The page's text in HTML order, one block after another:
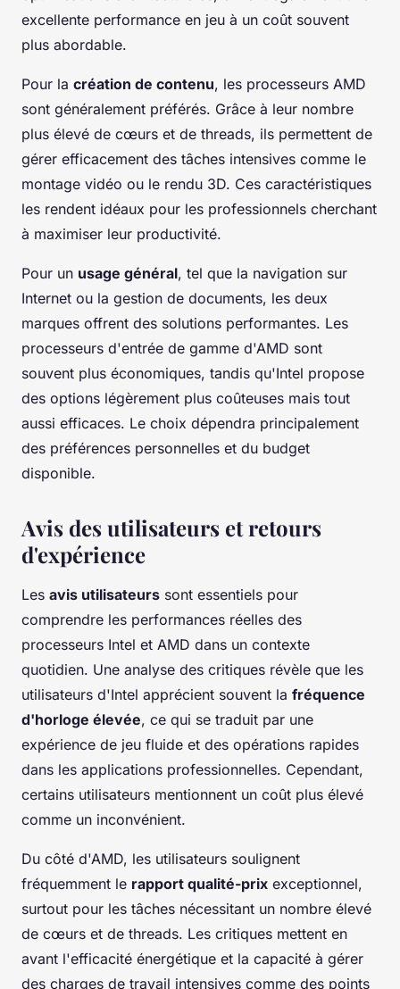
excellente performance en jeu à un coût souvent
plus abordable.
Pour la création de contenu, les processeurs AMD
sont généralement préférés. Grâce à leur nombre
plus élevé de cœurs et de threads, ils permettent de
gérer efficacement des tâches intensives comme le
montage vidéo ou le rendu 3D. Ces caractéristiques
les rendent idéaux pour les professionnels cherchant
à maximiser leur productivité.
Pour un usage général, tel que la navigation sur
Internet ou la gestion de documents, les deux
marques offrent des solutions performantes. Les
processeurs d'entrée de gamme d'AMD sont
souvent plus économiques, tandis qu'Intel propose
des options légèrement plus coûteuses mais tout
aussi efficaces. Le choix dépendra principalement
des préférences personnelles et du budget
disponible.
Avis des utilisateurs et retours
d'expérience
Les avis utilisateurs sont essentiels pour
comprendre les performances réelles des
processeurs Intel et AMD dans un contexte
quotidien. Une analyse des critiques révèle que les
utilisateurs d'Intel apprécient souvent la fréquence
d'horloge élevée, ce qui se traduit par une
expérience de jeu fluide et des opérations rapides
dans les applications professionnelles. Cependant,
certains utilisateurs mentionnent un coût plus élevé
comme un inconvénient.
Du côté d'AMD, les utilisateurs soulignent
fréquemment le rapport qualité-prix exceptionnel,
surtout pour les tâches nécessitant un nombre élevé
de cœurs et de threads. Les critiques mettent en
avant l'efficacité énergétique et la capacité à gérer
des charges de travail intensives comme des points